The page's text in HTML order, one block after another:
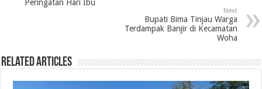
Peringatan Hari Ibu
Next
Bupati Bima Tinjau Warga
Terdampak Banjir di Kecamatan
Woha
Related Articles